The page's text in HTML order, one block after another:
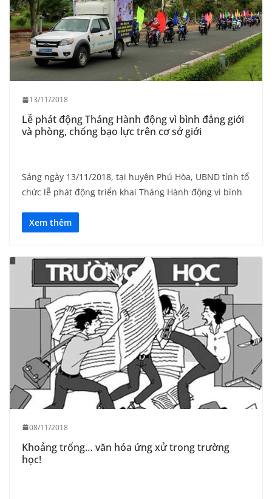
13/11/2018
Lễ phát động Tháng Hành động vì bình đẳng giới
và phòng, chống bạo lực trên cơ sở giới
Sáng ngày 13/11/2018, tại huyện Phú Hòa, UBND tỉnh tổ
chức lễ phát động triển khai Tháng Hành động vì bình
Xem thêm
08/11/2018
Khoảng trống… văn hóa ứng xử trong trường
học!